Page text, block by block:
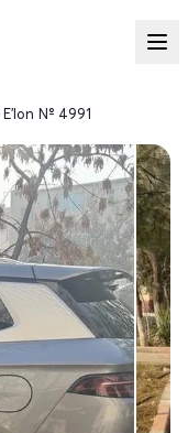
E'lon № 4991